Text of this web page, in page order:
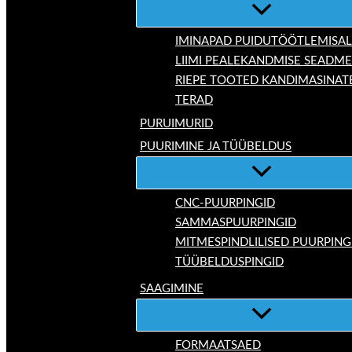
IMINAPAD
LIIMI PEALEKANDMISE
RIEPE TOOTED
TERAD
PURUIMURID
PUURIMINE JA TÜÜBELDUS
CNC-PUURPINGID
SAMMASPUURPINGID
MITMESPINDLILISED
TÜÜBELDUSPINGID
SAAGIMINE
FORMAATSAED